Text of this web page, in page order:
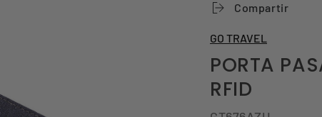
Compartir
GO TRAVEL
PORTA
RFID